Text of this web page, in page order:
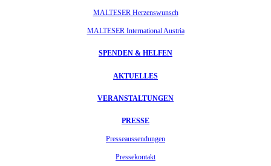
MALTESER Herzenswunsch
MALTESER International Austria
SPENDEN & HELFEN
AKTUELLES
VERANSTALTUNGEN
PRESSE
Presseaussendungen
Pressekontakt